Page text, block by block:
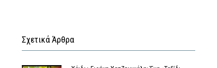
Σχετικά Άρθρα